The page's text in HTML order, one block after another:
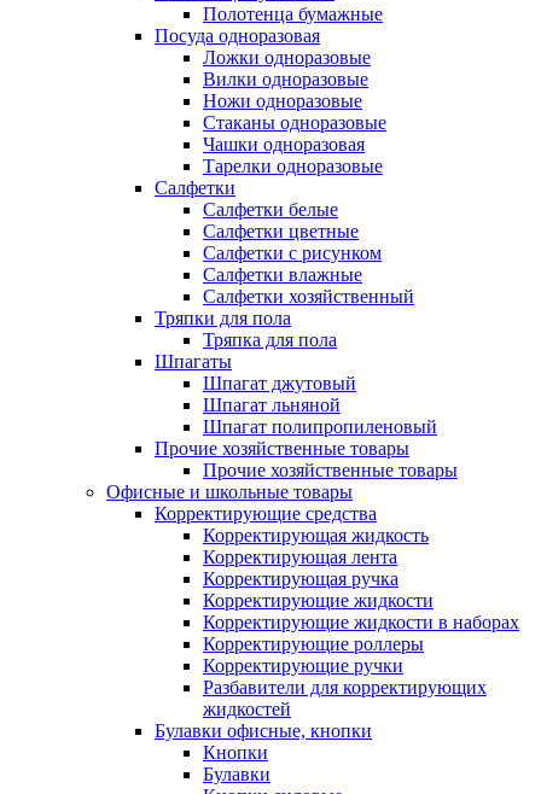
Полотенца бумажные
Посуда одноразовая
Ложки одноразовые
Вилки одноразовые
Ножи одноразовые
Стаканы одноразовые
Чашки одноразовая
Тарелки одноразовые
Салфетки
Салфетки белые
Салфетки цветные
Салфетки с рисунком
Салфетки влажные
Салфетки хозяйственный
Тряпки для пола
Тряпка для пола
Шпагаты
Шпагат джутовый
Шпагат льняной
Шпагат полипропиленовый
Прочие хозяйственные товары
Прочие хозяйственные товары
Офисные и школьные товары
Корректирующие средства
Корректирующая жидкость
Корректирующая лента
Корректирующая ручка
Корректирующие жидкости
Корректирующие жидкости в наборах
Корректирующие роллеры
Корректирующие ручки
Разбавители для корректирующих
жидкостей
Булавки офисные, кнопки
Кнопки
Булавки